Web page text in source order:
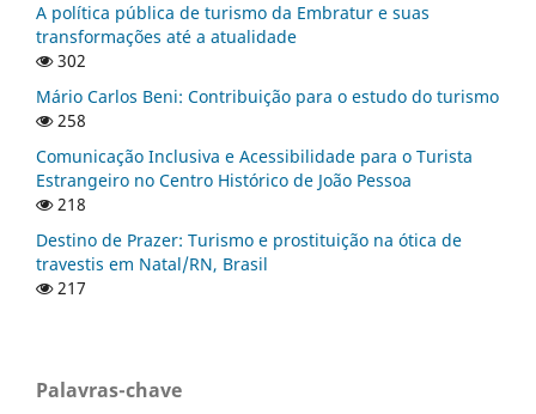
A política pública de turismo da Embratur e suas
transformações até a atualidade
302
Mário Carlos Beni: Contribuição para o estudo do turismo
258
Comunicação Inclusiva e Acessibilidade para o Turista
Estrangeiro no Centro Histórico de João Pessoa
218
Destino de Prazer: Turismo e prostituição na ótica de
travestis em Natal/RN, Brasil
217
Palavras-chave